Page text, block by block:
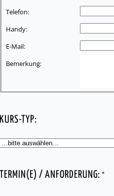
Telefon:
Handy:
E-Mail:
Bemerkung:
KURS-TYP:
TERMIN(E) / ANFORDERUNG: *